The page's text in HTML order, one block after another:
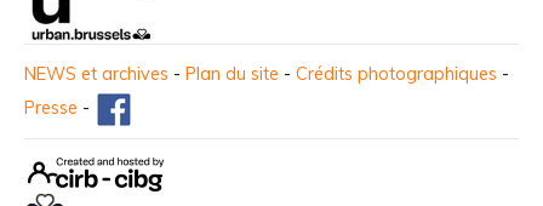
NEWS et archives - Plan du site - Crédits photographiques -
Presse -